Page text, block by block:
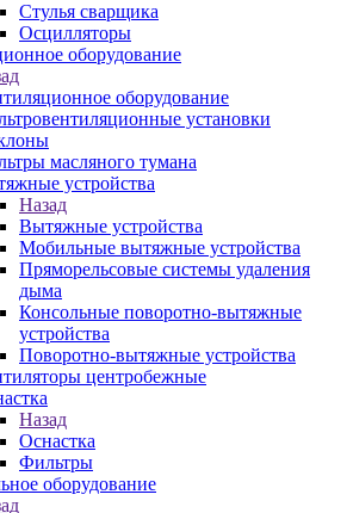
Стулья сварщика
Осцилляторы
оборудование
оборудование
установки
масляного тумана
устройства
Назад
Вытяжные устройства
Мобильные вытяжные устройства
Пряморельсовые системы удаления
дыма
Консольные поворотно-вытяжные
устройства
Поворотно-вытяжные устройства
центробежные
Назад
Оснастка
Фильтры
оборудование